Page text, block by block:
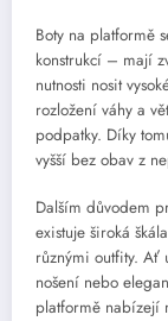
Boty na platformě
konstrukcí – mají
nutnosti nosit
rozložení váhy a
podpatky. Díky
vyšší bez obav z
Dalším důvodem
existuje široká
různými outfity. Ať
nošení nebo
platformě nabízejí